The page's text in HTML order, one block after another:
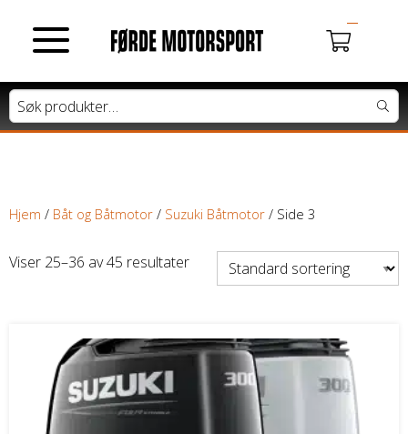
MOTORSYKLER
Lett motorsykkel
Moped / Scooter
ATV / SNØSCOOTER
Honda ATV
Hjem / Båt og Båtmotor / Suzuki Båtmotor / Side 3
Viser 25–36 av 45 resultater